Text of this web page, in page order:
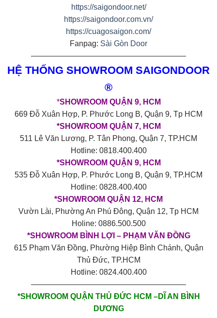
https://saigondoor.net/
https://saigondoor.com.vn/
https://cuagosaigon.com/
Fanpag: Sài Gòn Door
————————————————————
HỆ THỐNG SHOWROOM SAIGONDOOR
®
*SHOWROOM QUẬN 9, HCM
669 Đỗ Xuân Hợp, P. Phước Long B, Quận 9, Tp HCM
*SHOWROOM QUẬN 7, HCM
511 Lê Văn Lương, P. Tân Phong, Quận 7, TP.HCM
Hotline: 0818.400.400
*SHOWROOM QUẬN 9, HCM
535 Đỗ Xuân Hợp, P. Phước Long B, Quận 9, TP.HCM
Hotline: 0828.400.400
*SHOWROOM QUẬN 12, HCM
Vườn Lài, Phường An Phú Đông, Quận 12, Tp HCM
Holine: 0886.500.500
*SHOWROOM BÌNH LỢI – PHẠM VĂN ĐỒNG
615 Phạm Văn Đồng, Phường Hiệp Bình Chánh, Quận
Thủ Đức, TP.HCM
Hotline: 0824.400.400
————————————————————
*SHOWROOM QUẬN THỦ ĐỨC HCM –DĨ AN BÌNH
DƯƠNG